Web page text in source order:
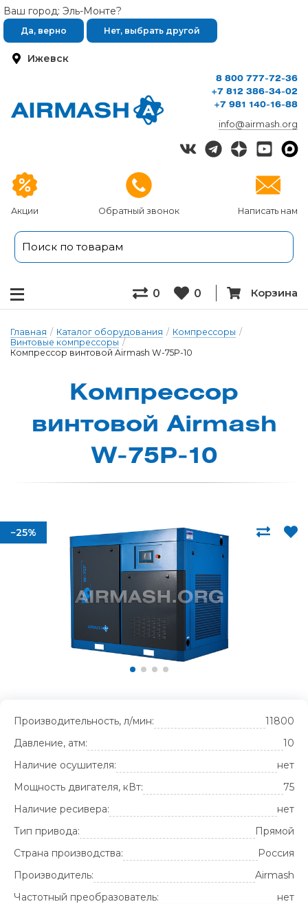
Ижевск
Ваш город: Эль-Монте?
Да, верно Нет, выбрать другой
Акции Обратный звонок Написать нам
8 800 777-72-36
+7 812 386-34-02
+7 981 140-16-88
info@airmash.org
0 0 Корзина
Главная / Каталог оборудования / Компрессоры /
Винтовые компрессоры /
Компрессор винтовой Airmash W-75P-10
Компрессор
вин­то­вой Airmash
W-75P-10
−25%
Производительность, л/мин:
11800
Давление, атм:
10
Наличие осушителя:
нет
Мощность двигателя, кВт:
75
Наличие ресивера:
нет
Тип привода:
Прямой
Страна производства:
Россия
Производитель:
Airmash
Частотный преобразователь:
нет